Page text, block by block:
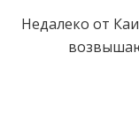
Недалеко от